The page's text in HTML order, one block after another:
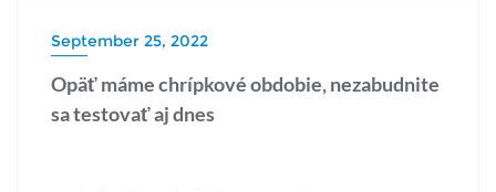
September 25, 2022
Opäť máme chrípkové obdobie, nezabudnite
sa testovať aj dnes